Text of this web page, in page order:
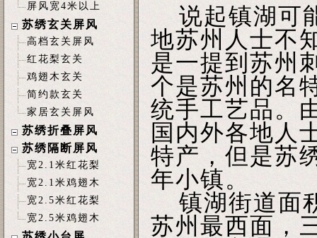
屏风宽4米以上
苏绣玄关屏风
高档玄关屏风
红花梨玄关
鸡翅木玄关
简约款玄关
家居玄关屏风
苏绣折叠屏风
苏绣隔断屏风
宽2.1米红花梨
宽2.1米鸡翅木
宽2.5米红花梨
宽2.5米鸡翅木
说起镇湖可
地苏州人士不
是一提到苏州
个是苏州的名
统手工艺品。
国内外各地人
特产，但是苏
年小镇。
镇湖街道面
苏州最西面，